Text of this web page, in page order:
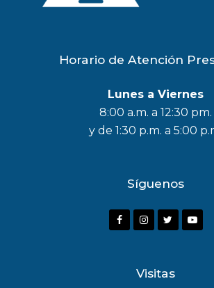
Horario de Atención
Lunes a Viernes
8:00 a.m. a 12:30 pm.
y de 1:30 p.m. a 5:00
Síguenos
F
I
Y
Visitas